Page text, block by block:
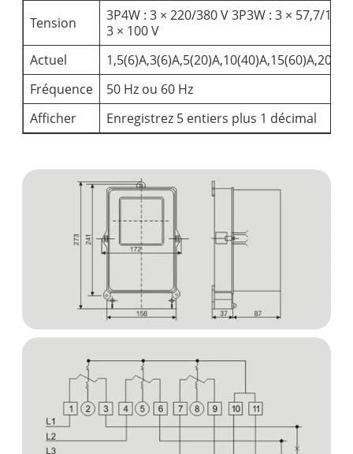
Tension
3P4W : 3 × 220/380 V 3P3W : 3 × 57,7/100
3 × 100 V
Actuel
Fréquence
50 Hz ou 60 Hz
Afficher
Enregistrez 5 entiers plus 1 décimal